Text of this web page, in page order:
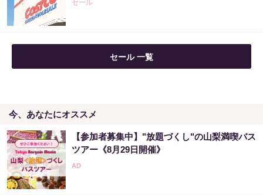
セール
セール 一覧
今、あなたにオススメ
【参加者募集中】"放題づくし"の山梨満喫バス
ツアー《8月29日開催》